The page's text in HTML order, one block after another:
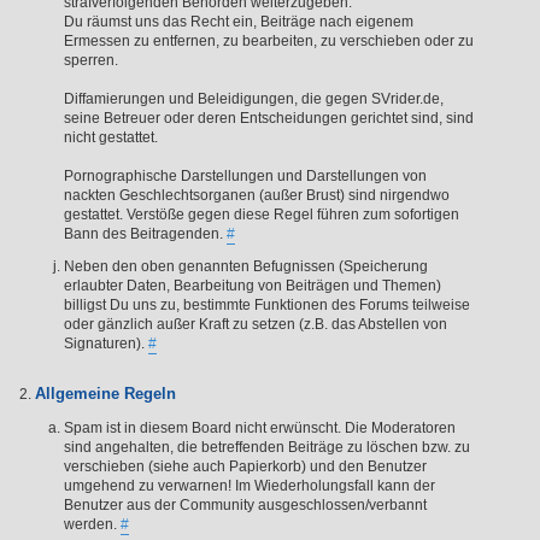
Du räumst uns das Recht ein, Beiträge nach eigenem
Ermessen zu entfernen, zu bearbeiten, zu verschieben oder zu
sperren.
Diffamierungen und Beleidigungen, die gegen SVrider.de,
seine Betreuer oder deren Entscheidungen gerichtet sind, sind
nicht gestattet.
Pornographische Darstellungen und Darstellungen von
nackten Geschlechtsorganen (außer Brust) sind nirgendwo
gestattet. Verstöße gegen diese Regel führen zum sofortigen
Bann des Beitragenden. #
Neben den oben genannten Befugnissen (Speicherung
erlaubter Daten, Bearbeitung von Beiträgen und Themen)
billigst Du uns zu, bestimmte Funktionen des Forums teilweise
oder gänzlich außer Kraft zu setzen (z.B. das Abstellen von
Signaturen). #
Allgemeine Regeln
Spam ist in diesem Board nicht erwünscht. Die Moderatoren
sind angehalten, die betreffenden Beiträge zu löschen bzw. zu
verschieben (siehe auch Papierkorb) und den Benutzer
umgehend zu verwarnen! Im Wiederholungsfall kann der
Benutzer aus der Community ausgeschlossen/verbannt
werden. #